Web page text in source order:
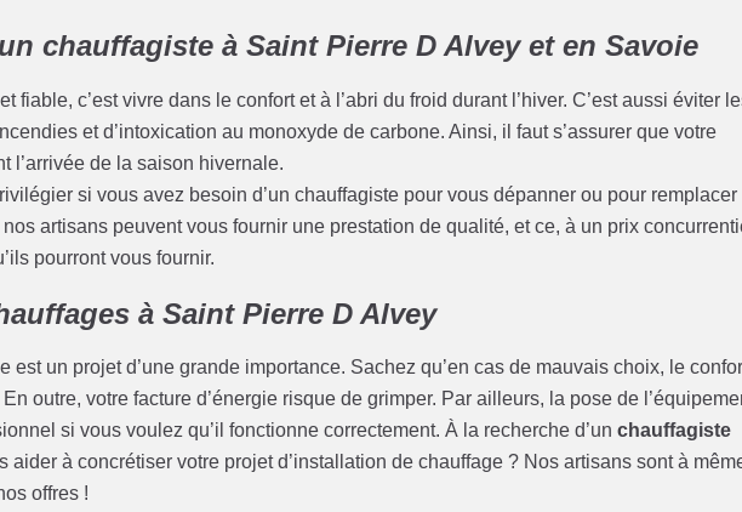
chauffagiste à Saint Pierre D Alvey et en Savoie
fiable, c’est vivre dans le confort et à l’abri du froid durant l’hiver. C’est aussi éviter
et d’intoxication au monoxyde de carbone. Ainsi, il faut s’assurer que votre
l’arrivée de la saison hivernale.
si vous avez besoin d’un chauffagiste pour vous dépanner ou pour remplacer
artisans peuvent vous fournir une prestation de qualité, et ce, à un prix
pourront vous fournir.
à Saint Pierre D Alvey
est un projet d’une grande importance. Sachez qu’en cas de mauvais choix, le
outre, votre facture d’énergie risque de grimper. Par ailleurs, la pose de
si vous voulez qu’il fonctionne correctement. À la recherche d’unchauffagiste
aider à concrétiser votre projet d’installation de chauffage ? Nos artisans sont à
offres !